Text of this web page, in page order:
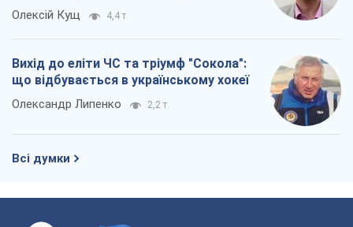
Олексій Кущ 4,4 т.
Вихід до еліти ЧС та тріумф "Сокола":
що відбувається в українському хокеї
Олександр Липенко 2,2 т.
Всі думки